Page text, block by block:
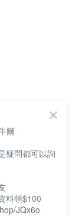
爾
疑問都可以詢
料領$100
JQx6o